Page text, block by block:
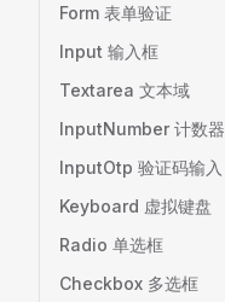
Form 表单验证
Input 输入框
Textarea 文本域
InputNumber 计数器
InputOtp 验证码输入
Keyboard 虚拟键盘
Radio 单选框
Checkbox 多选框